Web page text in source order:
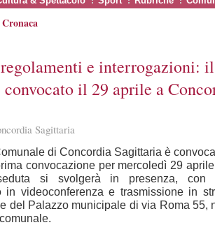
Cronaca
e interrogazioni:
convocato il 29 aprile a
Sagittaria
di Concordia Sagittaria è
convocazione per mercoledì 29
si svolgerà in presenza, con
in videoconferenza e trasmissione in
del Palazzo municipale di via Roma 55,